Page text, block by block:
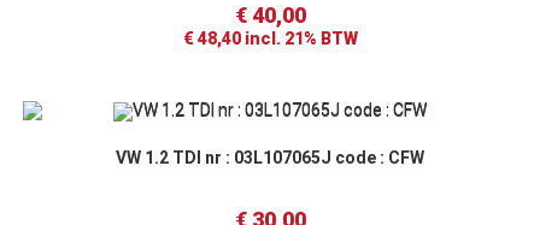
€40,00
€48,40incl. 21% BTW
VW 1.2 TDI nr : 03L107065J code : CFW
€30,00